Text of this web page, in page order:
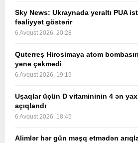
Sky News: Ukraynada yeraltı PUA
fəaliyyət göstərir
6 Avqust 2026, 20:28
Quterreş Hirosimaya atom
yenə çəkmədi
6 Avqust 2026, 19:19
Uşaqlar üçün D vitamininin 4 ən
açıqlandı
6 Avqust 2026, 18:45
Alimlər hər gün məşq etmədən